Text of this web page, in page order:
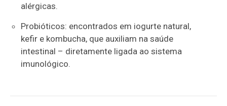
alérgicas.
Probióticos: encontrados em iogurte natural,
kefir e kombucha, que auxiliam na saúde
intestinal – diretamente ligada ao sistema
imunológico.